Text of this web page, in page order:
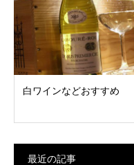
白ワインなどおすすめ
最近の記事